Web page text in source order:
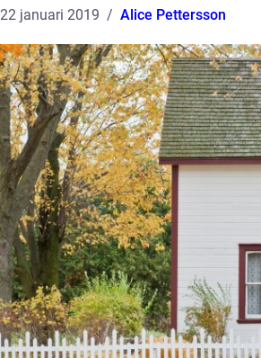
22 januari 2019 Alice Pettersson